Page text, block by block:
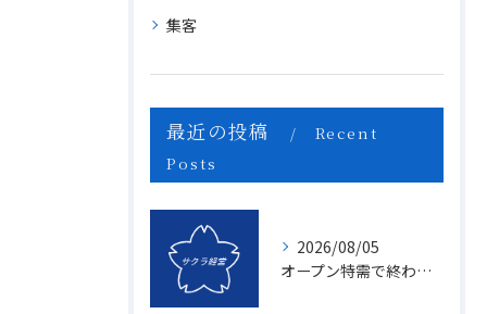
集客
最近の投稿
Recent
Posts
2026/08/05
オープン特需で終わる店、成長し続ける店の決定的な違いとは？〜新規名簿開拓の２つの方法〜